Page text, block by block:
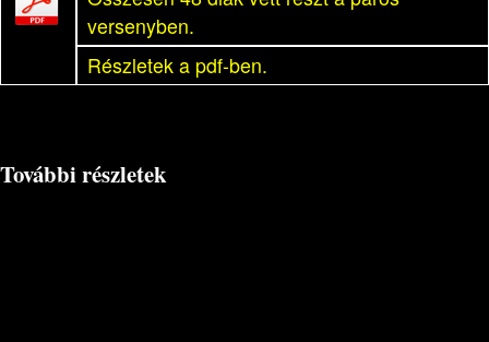
versenyben.
Részletek a pdf-ben.
További részletek